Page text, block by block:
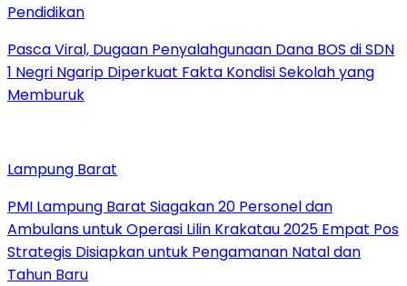
Pendidikan
Pasca Viral, Dugaan Penyalahgunaan Dana BOS di SDN
1 Negri Ngarip Diperkuat Fakta Kondisi Sekolah yang
Memburuk
Lampung Barat
PMI Lampung Barat Siagakan 20 Personel dan
Ambulans untuk Operasi Lilin Krakatau 2025 Empat Pos
Strategis Disiapkan untuk Pengamanan Natal dan
Tahun Baru